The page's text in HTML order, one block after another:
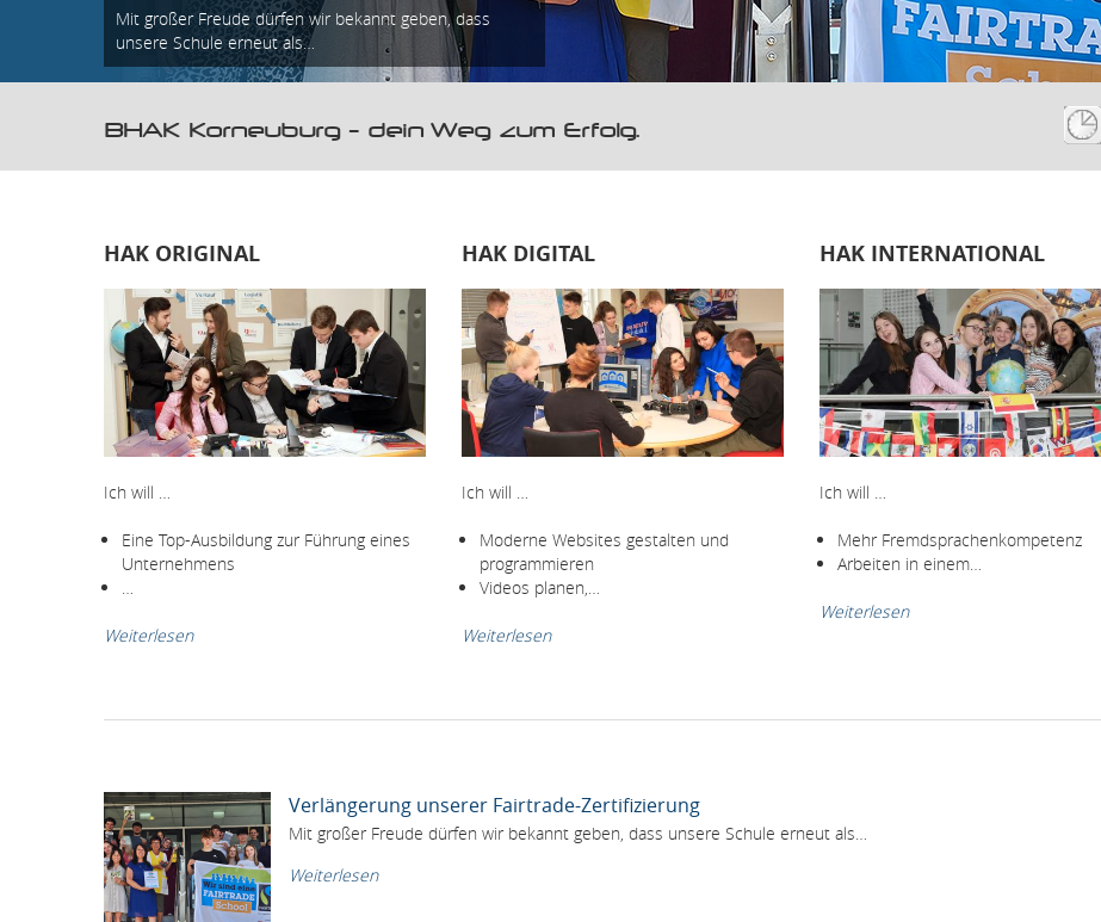
Mit großer Freude dürfen wir bekannt geben, dass
unsere Schule erneut als…
BHAK Korneuburg - dein Weg zum Erfolg.
HAK ORIGINAL
Ich will …
Eine Top-Ausbildung zur Führung eines
Unternehmens
…
Weiterlesen
HAK DIGITAL
Ich will …
Moderne Websites gestalten und
programmieren
Videos planen,…
Weiterlesen
HAK INTERNATIONAL
Ich will …
Mehr Fremdsprachenkompetenz
Arbeiten in einem…
Weiterlesen
Verlängerung unserer Fairtrade-Zertifizierung
Mit großer Freude dürfen wir bekannt geben, dass unsere Schule erneut als…
Weiterlesen